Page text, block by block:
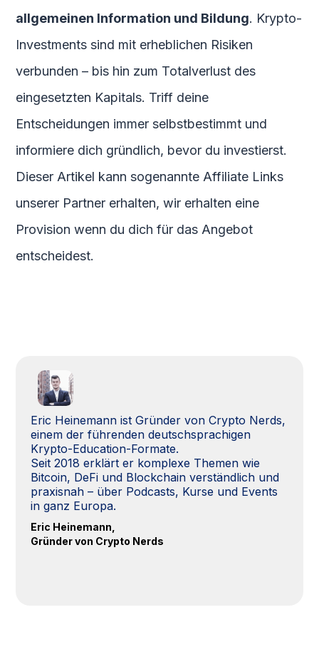
allgemeinen Information und Bildung. Krypto-
Investments sind mit erheblichen Risiken
verbunden – bis hin zum Totalverlust des
eingesetzten Kapitals. Triff deine
Entscheidungen immer selbstbestimmt und
informiere dich gründlich, bevor du investierst.
Dieser Artikel kann sogenannte Affiliate Links
unserer Partner erhalten, wir erhalten eine
Provision wenn du dich für das Angebot
entscheidest.
Eric Heinemann ist Gründer von Crypto Nerds,
einem der führenden deutschsprachigen
Krypto-Education-Formate.
Seit 2018 erklärt er komplexe Themen wie
Bitcoin, DeFi und Blockchain verständlich und
praxisnah – über Podcasts, Kurse und Events
in ganz Europa.
Eric Heinemann,
Gründer von Crypto Nerds